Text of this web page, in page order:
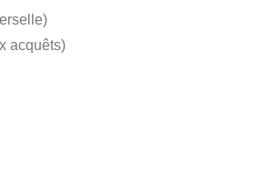
acquêts)